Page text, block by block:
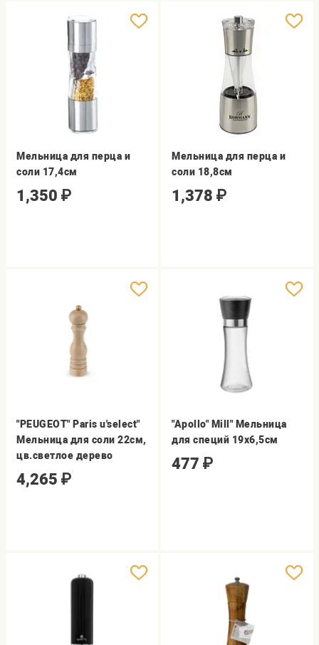
Мельница для перца и
соли 17,4см
1,350 ₽
Мельница для перца и
соли 18,8см
1,378 ₽
"PEUGEOT" Paris u'select"
Мельница для соли 22см,
цв.светлое дерево
4,265 ₽
"Apollo" Mill" Мельница
для специй 19х6,5см
477 ₽